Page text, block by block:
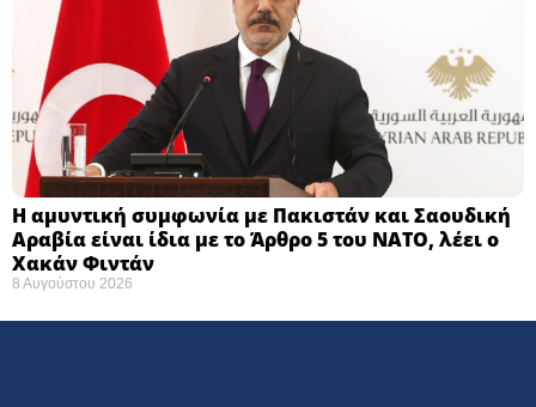
Η αμυντική συμφωνία με Πακιστάν και Σαουδική
Αραβία είναι ίδια με το Άρθρο 5 του ΝΑΤΟ, λέει ο
Χακάν Φιντάν
8 Αυγούστου 2026